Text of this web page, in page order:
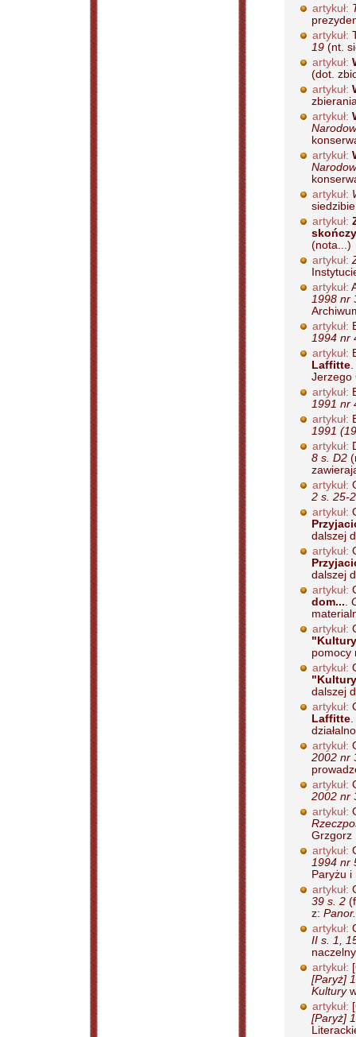
artykuł:
artykuł:
19 (nt.
artykuł:
(dot.
artykuł:
artykuł:
artykuł:
artykuł:
artykuł:
(nota...)
artykuł:
artykuł:
1998 nr
artykuł:
1994 nr
artykuł:
Laffitte.
Jerzego
artykuł:
1991 nr
artykuł:
1991
artykuł:
8 s. D2
artykuł:
2 s. 25-
artykuł:
dalszej
artykuł:
dalszej
artykuł:
dom....
artykuł:
pomocy
artykuł:
dalszej
artykuł:
Laffitte.
artykuł:
2002 nr
artykuł:
2002 nr
artykuł:
Grzgorz
artykuł:
1994 nr
Paryżu
artykuł:
39 s. 2
z:
artykuł:
II s. 1,
artykuł:
[Paryż]
Kultury
artykuł:
[Paryż]